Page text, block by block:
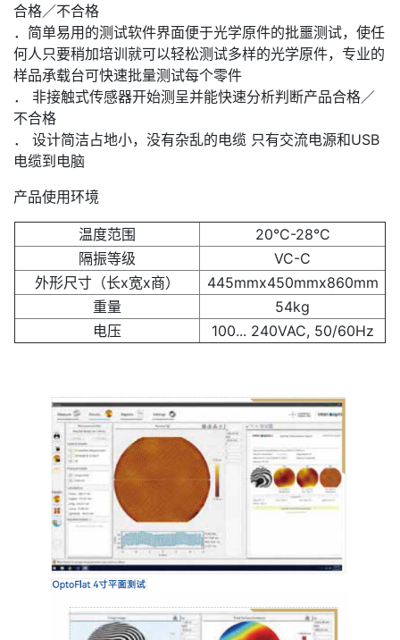
合格／不合格
．简单易用的测试软件界面便于光学原件的批噩测试，使任
何人只要稍加培训就可以轻松测试多样的光学原件，专业的
样品承载台可快速批量测试每个零件
． 非接触式传感器开始测呈并能快速分析判断产品合格／
不合格
． 设计简洁占地小，没有杂乱的电缆 只有交流电源和USB
电缆到电脑
产品使用环境
温度范围
20°C-28°C
隔振等级
VC-C
外形尺寸（长x宽x商）
445mmx450mmx860mm
重量
54kg
电压
100... 240VAC, 50/60Hz